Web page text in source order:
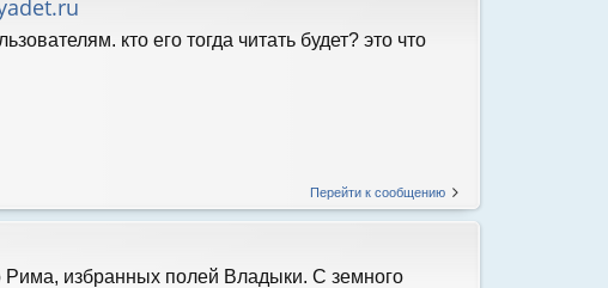
кто его тогда читать будет? это что
Перейти к сообщению
Рима, избранных полей Владыки. С земного